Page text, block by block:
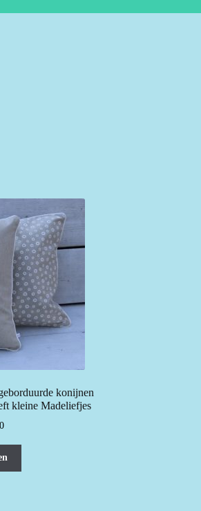
konijnen
kleine Madeliefjes
Prijsklasse:
tot
€30.00